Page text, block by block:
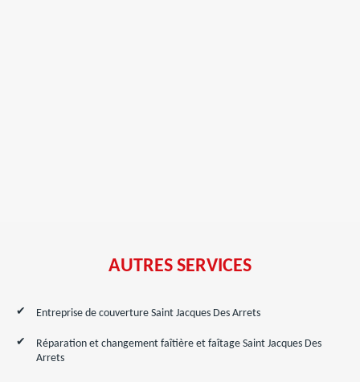
AUTRES SERVICES
Entreprise de couverture Saint Jacques Des Arrets
Réparation et changement faîtière et faîtage Saint Jacques Des
Arrets